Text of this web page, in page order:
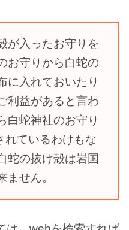
が入ったお守りを
お守りから白蛇の
に入れておいたり
利益があると言わ
白蛇神社のお守り
れているわけもな
蛇の抜け殻は岩国
ません。